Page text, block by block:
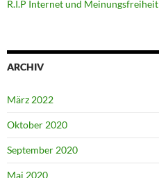
R.I.P Internet und Meinungsfreiheit
ARCHIV
März 2022
Oktober 2020
September 2020
Mai 2020